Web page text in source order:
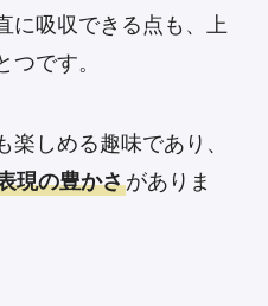
に吸収できる点も、上
です。
楽しめる趣味であり、
現の豊かさがありま